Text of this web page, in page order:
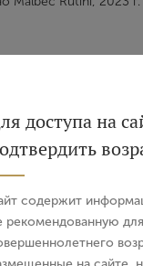
Rutini, 2023
Красное, Сухое, 0.75
доступа на
содержит
рекомендованную